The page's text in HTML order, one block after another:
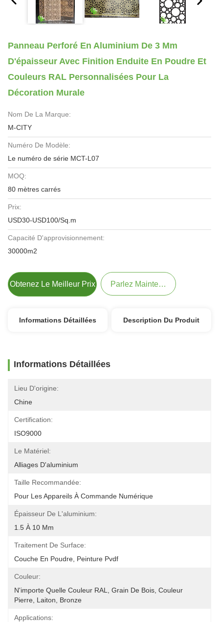
Panneau Perforé En Aluminium De 3 Mm
D'épaisseur Avec Finition Enduite En Poudre Et
Couleurs RAL Personnalisées Pour La
Décoration Murale
Nom De La Marque:
M-CITY
Numéro De Modèle:
Le numéro de série MCT-L07
MOQ:
80 mètres carrés
Prix:
USD30-USD100/Sq.m
Capacité D'approvisionnement:
30000m2
Obtenez Le Meilleur Prix Parlez Maintenant.
Informations Détaillées Description Du Produit
Informations Détaillées
Lieu D'origine:
Chine
Certification:
ISO9000
Le Matériel:
Alliages D'aluminium
Taille Recommandée:
Pour Les Appareils À Commande Numérique
Épaisseur De L'aluminium:
1.5 À 10 Mm
Traitement De Surface:
Couche En Poudre, Peinture Pvdf
Couleur:
N'importe Quelle Couleur RAL, Grain De Bois, Couleur
Pierre, Laiton, Bronze
Applications: